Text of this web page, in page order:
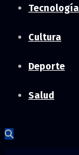
Tecnología
Cultura
Deporte
Salud